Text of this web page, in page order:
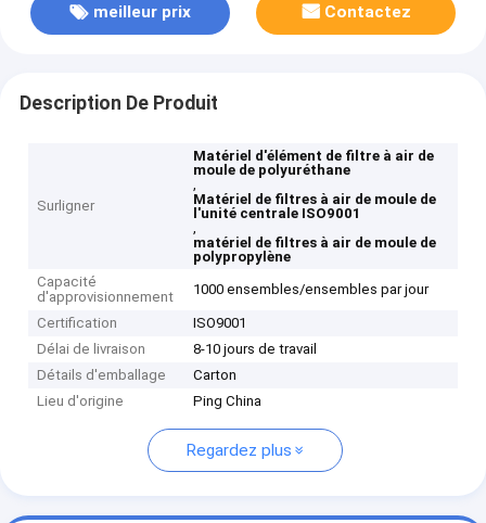
meilleur prix Contactez
Description De Produit
Surligner
Matériel d'élément de filtre à air de
moule de polyuréthane
,
Matériel de filtres à air de moule de
l'unité centrale ISO9001
,
matériel de filtres à air de moule de
polypropylène
Capacité
d'approvisionnement
1000 ensembles/ensembles par jour
Certification
ISO9001
Délai de livraison
8-10 jours de travail
Détails d'emballage
Carton
Lieu d'origine
Ping China
Regardez plus